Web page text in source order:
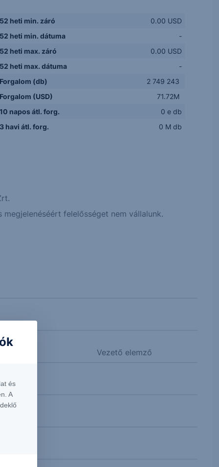
heti min. záró
0.00 USD
heti min. dátuma
-
heti max. záró
0.00 USD
heti max. dátuma
-
(db)
2 749 243
(USD)
71.72M
napos átl. forg.
0 e db
havi átl. forg.
0 M db
felelősséget nem vállalunk.
Vezető elemző
és
A